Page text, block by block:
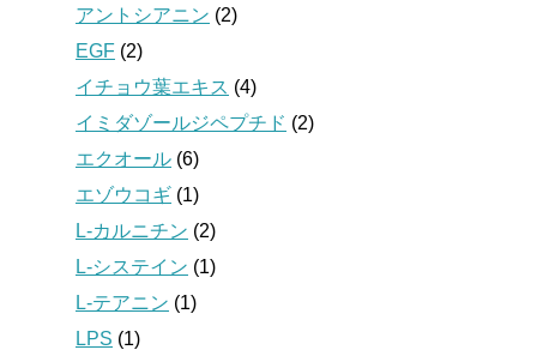
アントシアニン (2)
EGF (2)
イチョウ葉エキス (4)
イミダゾールジペプチド (2)
エクオール (6)
エゾウコギ (1)
L-カルニチン (2)
L-システイン (1)
L-テアニン (1)
LPS (1)